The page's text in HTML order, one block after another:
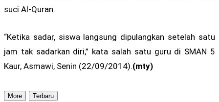
suci Al-Quran.
“Ketika sadar, siswa langsung dipulangkan setelah satu
jam tak sadarkan diri,” kata salah satu guru di SMAN 5
Kaur, Asmawi, Senin (22/09/2014).(mty)
More Terbaru